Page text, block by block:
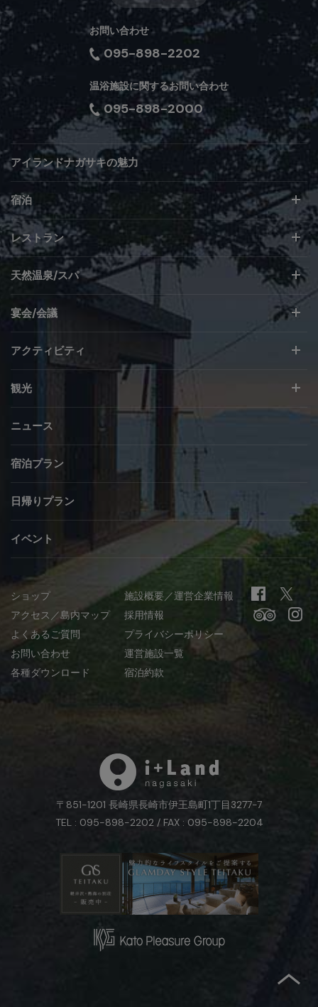
お問い合わせ
095-898-2202
温浴施設に関するお問い合わせ
095-898-2000
アイランドナガサキの魅力
宿泊
レストラン
天然温泉/スパ
宴会/会議
アクティビティ
観光
ニュース
宿泊プラン
日帰りプラン
イベント
ショップ
アクセス／島内マップ
よくあるご質問
お問い合わせ
各種ダウンロード
施設概要／運営企業情報
採用情報
プライバシーポリシー
運営施設一覧
宿泊約款
〒851-1201 長崎県長崎市伊王島町1丁目3277-7
TEL : 095-898-2202 / FAX : 095-898-2204